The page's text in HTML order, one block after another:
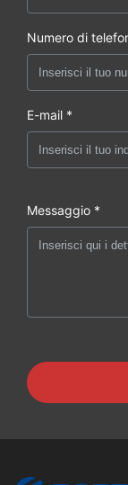
Numero di
E-mail *
Messaggio *